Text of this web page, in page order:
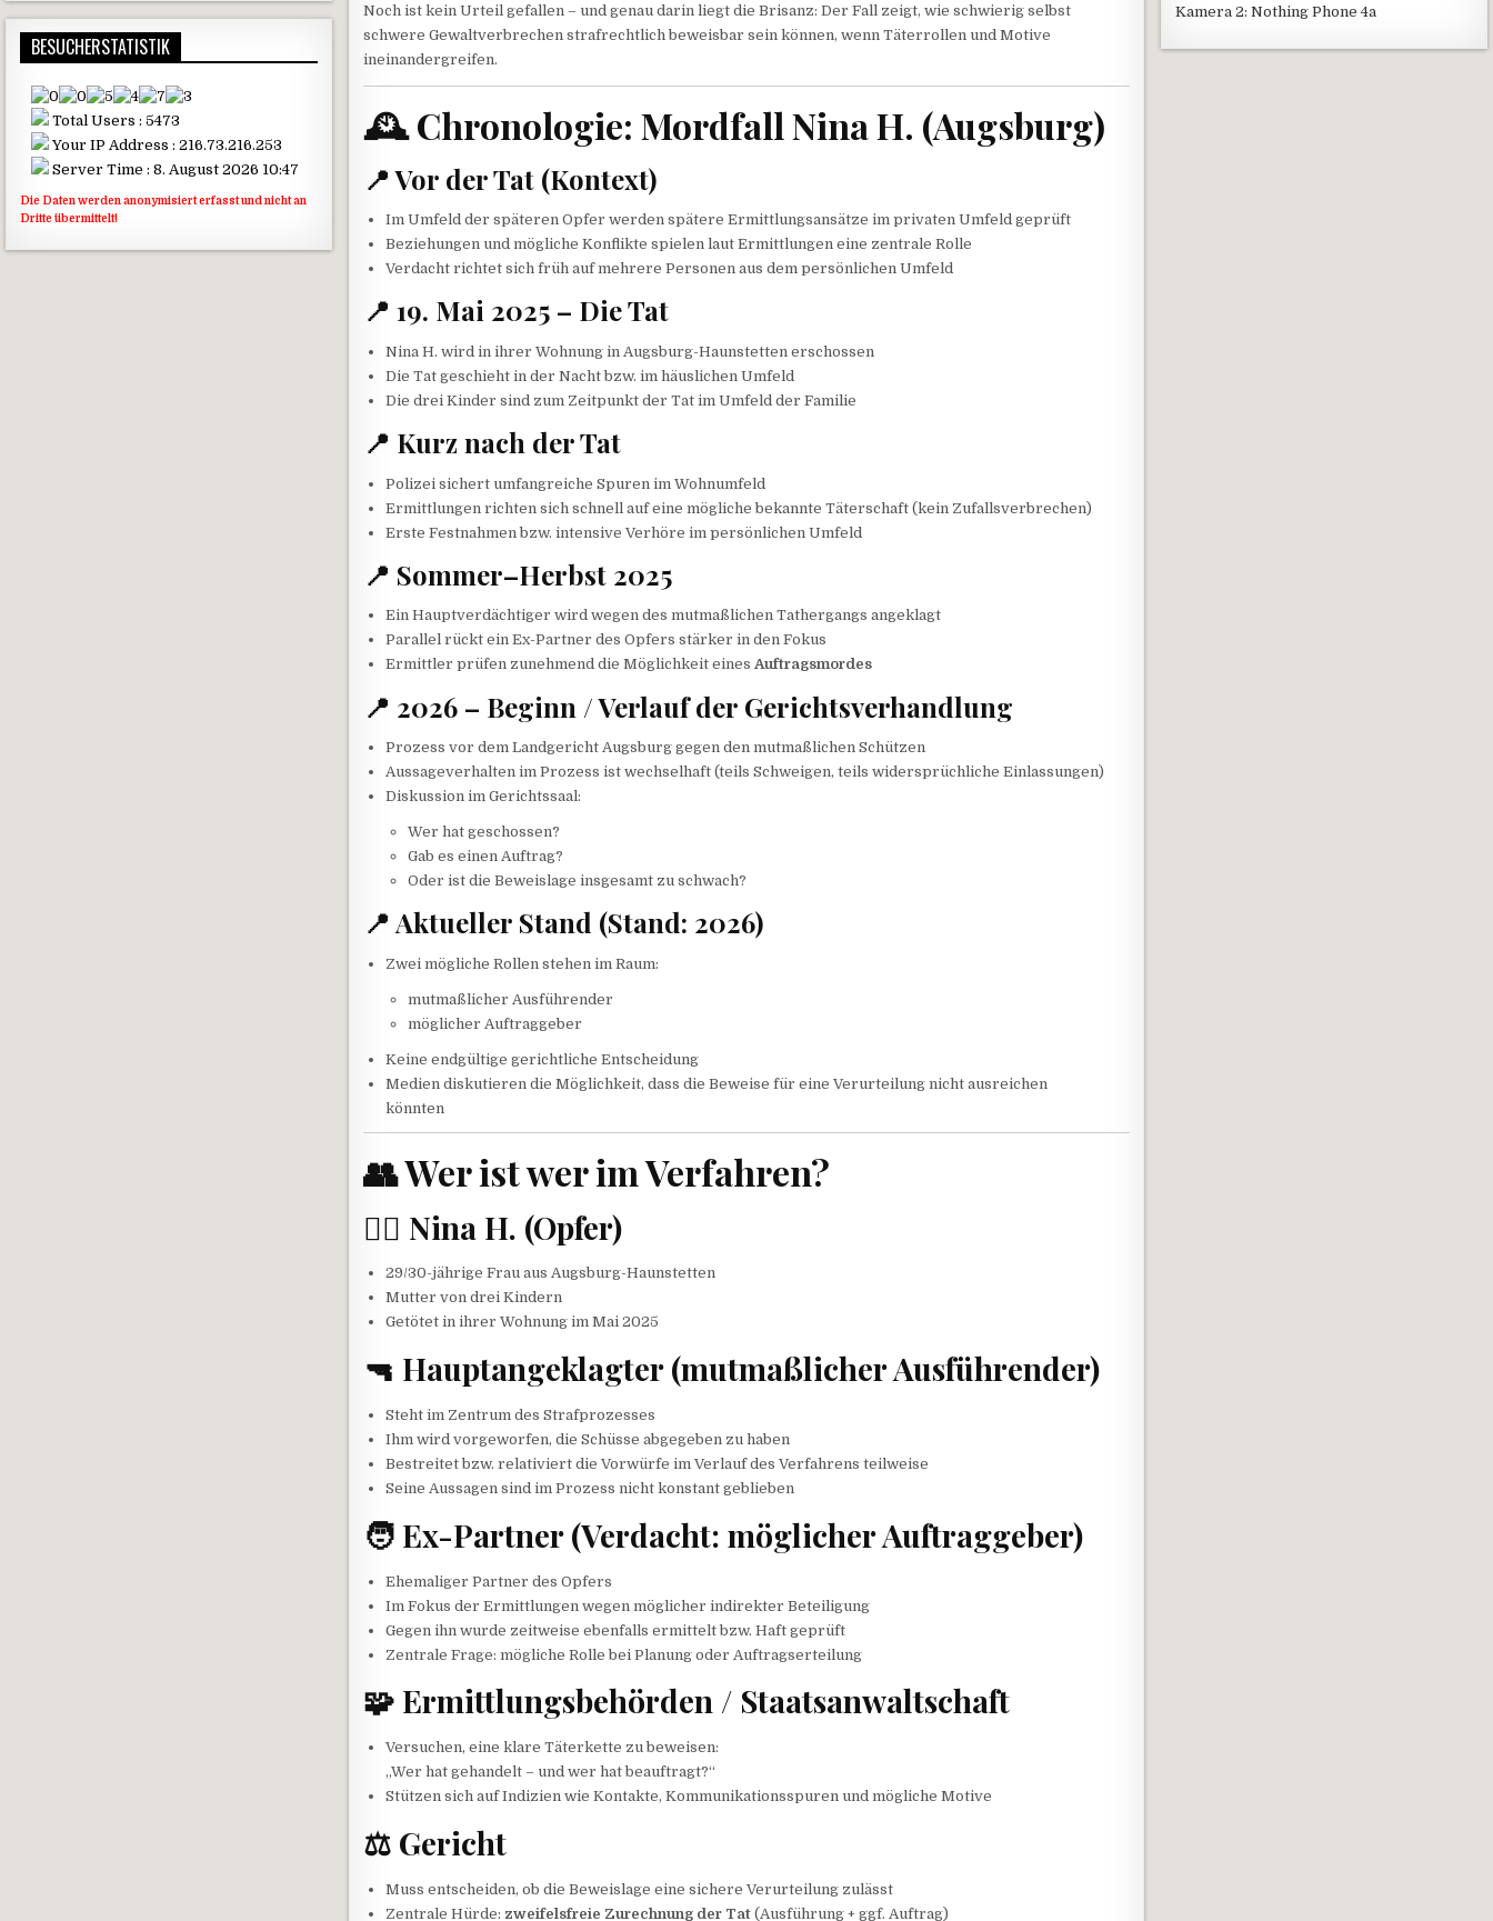
Noch ist kein Urteil gefallen – und genau darin liegt die Brisanz: Der Fall zeigt, wie schwierig selbst
schwere Gewaltverbrechen strafrechtlich beweisbar sein können, wenn Täterrollen und Motive
ineinandergreifen.
🕰️ Chronologie: Mordfall Nina H. (Augsburg)
📍 Vor der Tat (Kontext)
Im Umfeld der späteren Opfer werden spätere Ermittlungsansätze im privaten Umfeld geprüft
Beziehungen und mögliche Konflikte spielen laut Ermittlungen eine zentrale Rolle
Verdacht richtet sich früh auf mehrere Personen aus dem persönlichen Umfeld
📍 19. Mai 2025 – Die Tat
Nina H. wird in ihrer Wohnung in Augsburg-Haunstetten erschossen
Die Tat geschieht in der Nacht bzw. im häuslichen Umfeld
Die drei Kinder sind zum Zeitpunkt der Tat im Umfeld der Familie
📍 Kurz nach der Tat
Polizei sichert umfangreiche Spuren im Wohnumfeld
Ermittlungen richten sich schnell auf eine mögliche bekannte Täterschaft (kein Zufallsverbrechen)
Erste Festnahmen bzw. intensive Verhöre im persönlichen Umfeld
📍 Sommer–Herbst 2025
Ein Hauptverdächtiger wird wegen des mutmaßlichen Tathergangs angeklagt
Parallel rückt ein Ex-Partner des Opfers stärker in den Fokus
Ermittler prüfen zunehmend die Möglichkeit einesAuftragsmordes
📍 2026 – Beginn / Verlauf der Gerichtsverhandlung
Prozess vor dem Landgericht Augsburg gegen den mutmaßlichen Schützen
Aussageverhalten im Prozess ist wechselhaft (teils Schweigen, teils widersprüchliche Einlassungen)
Diskussion im Gerichtssaal:
Wer hat geschossen?
Gab es einen Auftrag?
Oder ist die Beweislage insgesamt zu schwach?
📍 Aktueller Stand (Stand: 2026)
Zwei mögliche Rollen stehen im Raum:
mutmaßlicher Ausführender
möglicher Auftraggeber
Keine endgültige gerichtliche Entscheidung
Medien diskutieren die Möglichkeit, dass die Beweise für eine Verurteilung nicht ausreichen
könnten
👥 Wer ist wer im Verfahren?
🧑‍⚖️ Nina H. (Opfer)
29/30-jährige Frau aus Augsburg-Haunstetten
Mutter von drei Kindern
Getötet in ihrer Wohnung im Mai 2025
🔫 Hauptangeklagter (mutmaßlicher Ausführender)
Steht im Zentrum des Strafprozesses
Ihm wird vorgeworfen, die Schüsse abgegeben zu haben
Bestreitet bzw. relativiert die Vorwürfe im Verlauf des Verfahrens teilweise
Seine Aussagen sind im Prozess nicht konstant geblieben
🧑 Ex-Partner (Verdacht: möglicher Auftraggeber)
Ehemaliger Partner des Opfers
Im Fokus der Ermittlungen wegen möglicher indirekter Beteiligung
Gegen ihn wurde zeitweise ebenfalls ermittelt bzw. Haft geprüft
Zentrale Frage: mögliche Rolle bei Planung oder Auftragserteilung
🧩 Ermittlungsbehörden / Staatsanwaltschaft
Versuchen, eine klare Täterkette zu beweisen:
„Wer hat gehandelt – und wer hat beauftragt?“
Stützen sich auf Indizien wie Kontakte, Kommunikationsspuren und mögliche Motive
⚖️ Gericht
Muss entscheiden, ob die Beweislage eine sichere Verurteilung zulässt
Zentrale Hürde: zweifelsfreie Zurechnung der Tat (Ausführung + ggf. Auftrag)
BESUCHERSTATISTIK
Total Users : 5473
Your IP Address : 216.73.216.253
Server Time : 8. August 2026 10:47
Die Daten werden anonymisiert erfasst und nicht an
Dritte übermittelt!
Kamera 2: Nothing Phone 4a